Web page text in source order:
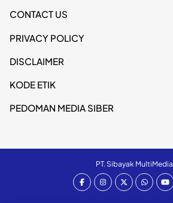
CONTACT US
PRIVACY POLICY
DISCLAIMER
KODE ETIK
PEDOMAN MEDIA SIBER
PT. Sibayak MultiMedia